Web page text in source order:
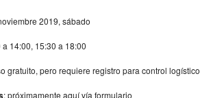
2019, sábado
a 14:00, 15:30 a 18:00
gratuito, pero requiere registro para control
: próximamente aquí vía formulario